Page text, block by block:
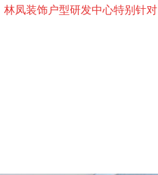
林凤装饰户型研发中心特别针对